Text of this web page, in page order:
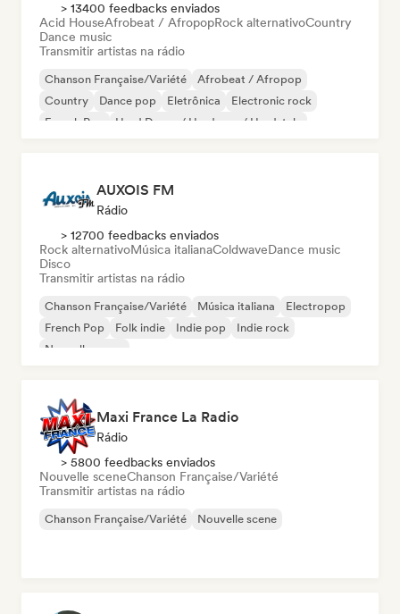
> 13400 feedbacks enviados
Acid HouseAfrobeat / AfropopRock alternativoCountry
Dance music
Transmitir artistas na rádio
Chanson Française/Variété
Afrobeat / Afropop
Country
Dance pop Eletrônica
Electronic rock
French Pop
Hard Dance / Hardcore / Hardstyle
AUXOIS FM
Rádio
> 12700 feedbacks enviados
Rock alternativoMúsica italianaColdwaveDance music
Disco
Transmitir artistas na rádio
Chanson Française/Variété Música italiana
Electropop
French Pop
Folk indie Indie pop
Indie rock
Nouvelle scene
Maxi France La Radio
Rádio
> 5800 feedbacks enviados
Nouvelle sceneChanson Française/Variété
Transmitir artistas na rádio
Chanson Française/Variété Nouvelle scene